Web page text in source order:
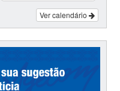
Ver calendário